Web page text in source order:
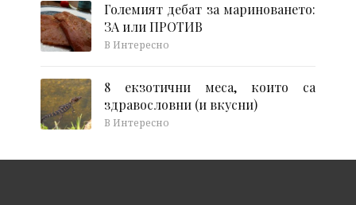
Големият дебат за мариноването:
ЗА или ПРОТИВ
В Интересно
8 екзотични меса, които са
здравословни (и вкусни)
В Интересно